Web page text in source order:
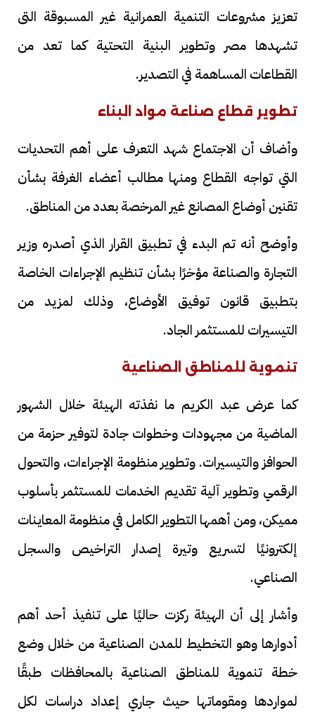
تعزيز مشروعات التنمية العمرانية غير المسبوقة التى
تشهدها مصر وتطوير البنية التحتية كما تعد من
القطاعات المساهمة في التصدير.
تطوير قطاع صناعة مواد البناء
وأضاف أن الاجتماع شهد التعرف على أهم التحديات
التي تواجه القطاع ومنها مطالب أعضاء الغرفة بشأن
تقنين أوضاع المصانع غير المرخصة بعدد من المناطق.
وأوضح أنه تم البدء في تطبيق القرار الذي أصدره وزير
التجارة والصناعة مؤخرًا بشأن تنظيم الإجراءات الخاصة
بتطبيق قانون توفيق الأوضاع، وذلك لمزيد من
التيسيرات للمستثمر الجاد.
تنموية للمناطق الصناعية
كما عرض عبد الكريم ما نفذته الهيئة خلال الشهور
الماضية من مجهودات وخطوات جادة لتوفير حزمة من
الحوافز والتيسيرات. وتطوير منظومة الإجراءات، والتحول
الرقمي وتطوير آلية تقديم الخدمات للمستثمر بأسلوب
مميكن، ومن أهمها التطوير الكامل في منظومة المعاينات
إلكترونيًا لتسريع وتيرة إصدار التراخيص والسجل
الصناعي.
وأشار إلى أن الهيئة ركزت حاليًا على تنفيذ أحد أهم
أدوارها وهو التخطيط للمدن الصناعية من خلال وضع
خطة تنموية للمناطق الصناعية بالمحافظات طبقًا
لمواردها ومقوماتها حيث جاري إعداد دراسات لكل